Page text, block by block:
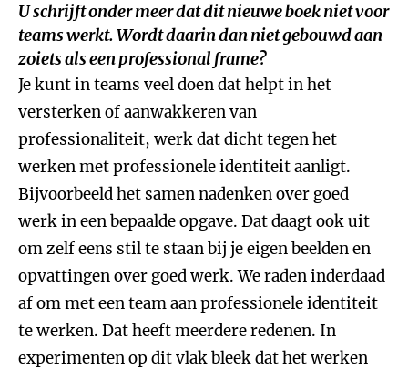
U schrijft onder meer dat dit nieuwe boek niet voor
teams werkt. Wordt daarin dan niet gebouwd aan
zoiets als een professional frame?
Je kunt in teams veel doen dat helpt in het
versterken of aanwakkeren van
professionaliteit, werk dat dicht tegen het
werken met professionele identiteit aanligt.
Bijvoorbeeld het samen nadenken over goed
werk in een bepaalde opgave. Dat daagt ook uit
om zelf eens stil te staan bij je eigen beelden en
opvattingen over goed werk. We raden inderdaad
af om met een team aan professionele identiteit
te werken. Dat heeft meerdere redenen. In
experimenten op dit vlak bleek dat het werken